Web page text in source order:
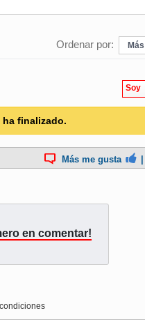
Ordenar por:
Soy
ha finalizado.
Más me gusta
en comentar!